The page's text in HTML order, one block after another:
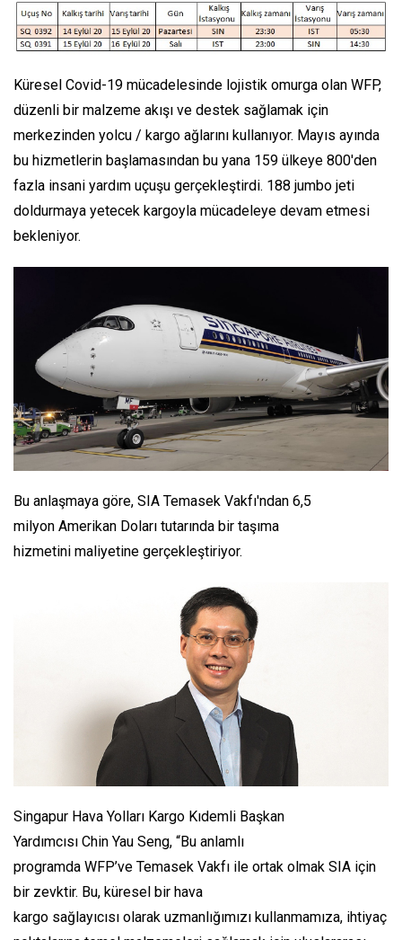
Küresel Covid-19 mücadelesinde lojistik omurga olan WFP,
düzenli bir malzeme akışı ve destek sağlamak için
merkezinden yolcu / kargo ağlarını kullanıyor. Mayıs ayında
bu hizmetlerin başlamasından bu yana 159 ülkeye 800'den
fazla insani yardım uçuşu gerçekleştirdi. 188 jumbo jeti
doldurmaya yetecek kargoyla mücadeleye devam etmesi
bekleniyor.
Bu anlaşmaya göre, SIA Temasek Vakfı'ndan 6,5
milyon Amerikan Doları tutarında bir taşıma
hizmetini maliyetine gerçekleştiriyor.
Singapur Hava Yolları Kargo Kıdemli Başkan
Yardımcısı Chin Yau Seng, “Bu anlamlı
programda WFP’ve Temasek Vakfı ile ortak olmak SIA için
bir zevktir. Bu, küresel bir hava
kargo sağlayıcısı olarak uzmanlığımızı kullanmamıza, ihtiyaç